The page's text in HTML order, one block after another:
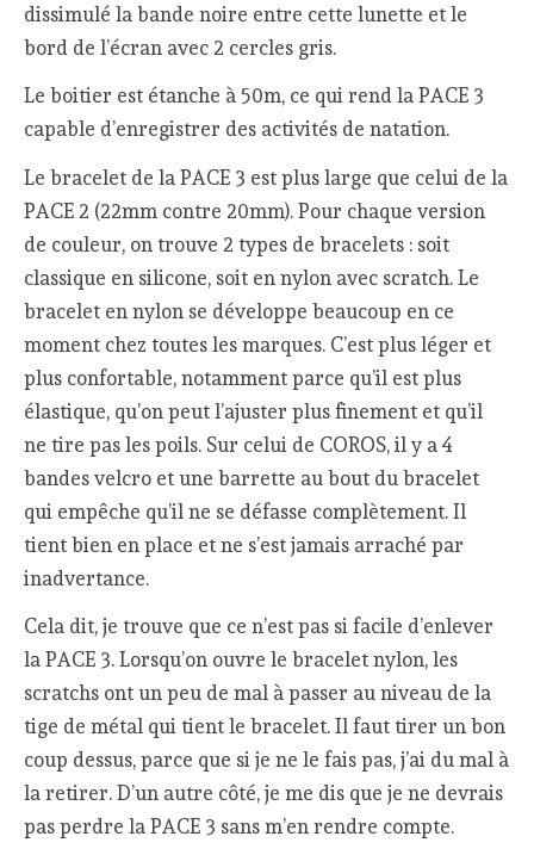
dissimulé la bande noire entre cette lunette et le
bord de l’écran avec 2 cercles gris.
Le boitier est étanche à 50m, ce qui rend la PACE 3
capable d’enregistrer des activités de natation.
Le bracelet de la PACE 3 est plus large que celui de la
PACE 2 (22mm contre 20mm). Pour chaque version
de couleur, on trouve 2 types de bracelets : soit
classique en silicone, soit en nylon avec scratch. Le
bracelet en nylon se développe beaucoup en ce
moment chez toutes les marques. C’est plus léger et
plus confortable, notamment parce qu’il est plus
élastique, qu’on peut l’ajuster plus finement et qu’il
ne tire pas les poils. Sur celui de COROS, il y a 4
bandes velcro et une barrette au bout du bracelet
qui empêche qu’il ne se défasse complètement. Il
tient bien en place et ne s’est jamais arraché par
inadvertance.
Cela dit, je trouve que ce n’est pas si facile d’enlever
la PACE 3. Lorsqu’on ouvre le bracelet nylon, les
scratchs ont un peu de mal à passer au niveau de la
tige de métal qui tient le bracelet. Il faut tirer un bon
coup dessus, parce que si je ne le fais pas, j’ai du mal à
la retirer. D’un autre côté, je me dis que je ne devrais
pas perdre la PACE 3 sans m’en rendre compte.